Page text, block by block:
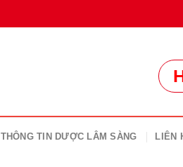
THÔNG TIN DƯỢC LÂM SÀNG LIÊN